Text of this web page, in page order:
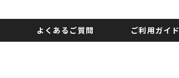
よくあるご質問 ご利用ガイド